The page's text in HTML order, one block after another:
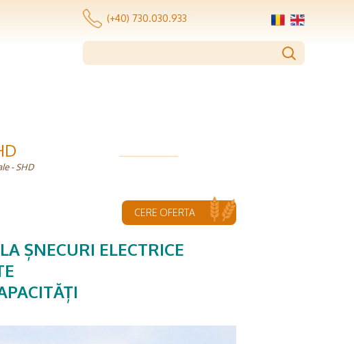
(+40) 730.030.933
- SHD
CERE OFERTA
ȘNECURI ELECTRICE